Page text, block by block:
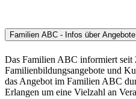
Familien ABC - Infos über
Das Familien ABC informiert seit
Familienbildungsangebote und
das Angebot im Familien ABC
Erlangen um eine Vielzahl an